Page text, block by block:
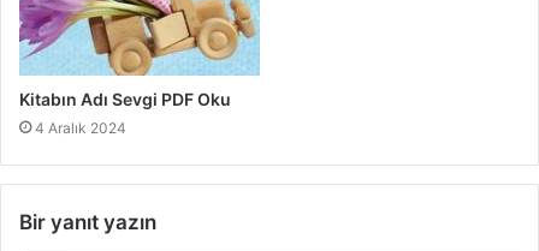
Kitabın Adı Sevgi PDF Oku
4 Aralık 2024
Bir yanıt yazın